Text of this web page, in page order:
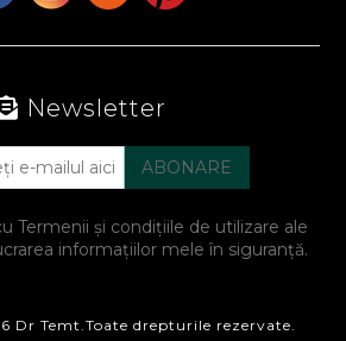
Newsletter
Termenii și condițiile de utilizare ale
informațiilor mele în siguranță.
Dr Temt.Toate drepturile rezervate.